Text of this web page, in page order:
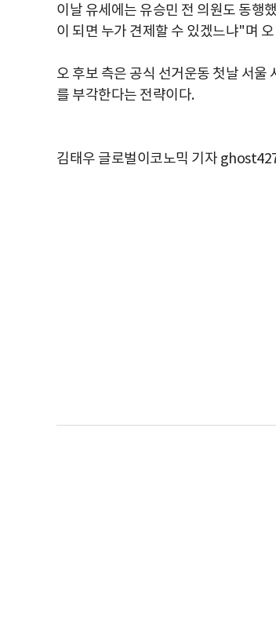
이날 유세에는 유승민 전 의원도 동행
이 되면 누가 견제할 수 있겠느냐"며
오 후보 측은 공식 선거운동 첫날 서울
를 부각한다는 전략이다.
김태우 글로벌이코노믹 기자